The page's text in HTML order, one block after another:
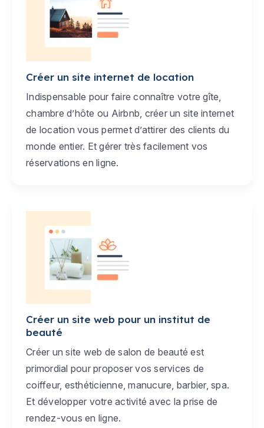
Créer un site internet de location
Indispensable pour faire connaître votre gîte,
chambre d’hôte ou Airbnb, créer un site internet
de location vous permet d’attirer des clients du
monde entier. Et gérer très facilement vos
réservations en ligne.
Créer un site web pour un institut de
beauté
Créer un site web de salon de beauté est
primordial pour proposer vos services de
coiffeur, esthéticienne, manucure, barbier, spa.
Et développer votre activité avec la prise de
rendez-vous en ligne.